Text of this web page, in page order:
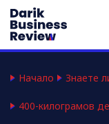
Начало Знаете
400-килограмов